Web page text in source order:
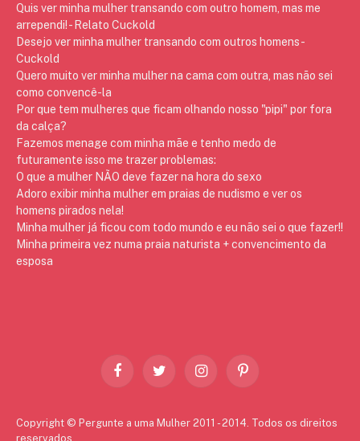
Quis ver minha mulher transando com outro homem, mas me
arrependi! - Relato Cuckold
Desejo ver minha mulher transando com outros homens -
Cuckold
Quero muito ver minha mulher na cama com outra, mas não sei
como convencê-la
Por que tem mulheres que ficam olhando nosso "pipi" por fora
da calça?
Fazemos menage com minha mãe e tenho medo de
futuramente isso me trazer problemas:
O que a mulher NÃO deve fazer na hora do sexo
Adoro exibir minha mulher em praias de nudismo e ver os
homens pirados nela!
Minha mulher já ficou com todo mundo e eu não sei o que fazer!!
Minha primeira vez numa praia naturista + convencimento da
esposa
FacebookTwitter InstagramPinterest
Copyright © Pergunte a uma Mulher 2011 - 2014. Todos os direitos
reservados.